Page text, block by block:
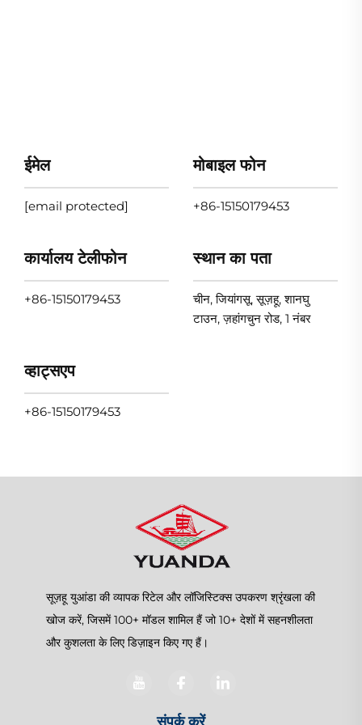
ईमेल
[email protected]
मोबाइल फोन
+86-15150179453
कार्यालय टेलीफोन
+86-15150179453
स्थान का पता
चीन, जियांगसू, सूज़हू, शानघु
टाउन, ज़हांगचुन रोड, 1 नंबर
व्हाट्सएप
+86-15150179453
सूज़हू युआंडा की व्यापक रिटेल और लॉजिस्टिक्स उपकरण श्रृंखला की
खोज करें, जिसमें 100+ मॉडल शामिल हैं जो 10+ देशों में सहनशीलता
और कुशलता के लिए डिज़ाइन किए गए हैं।